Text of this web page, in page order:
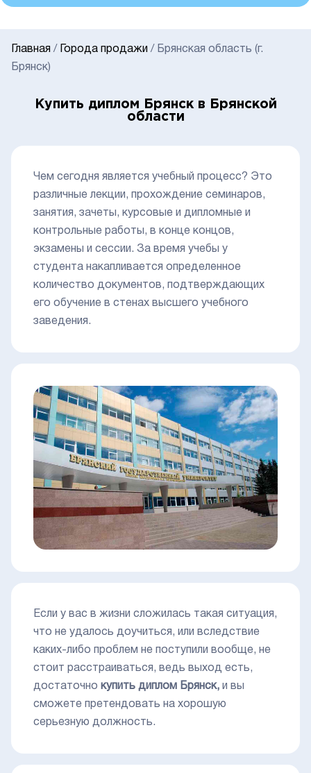
Главная / Города продажи / Брянская область (г.
Брянск)
Купить диплом Брянск в Брянской
области
Чем сегодня является учебный процесс? Это
различные лекции, прохождение семинаров,
занятия, зачеты, курсовые и дипломные и
контрольные работы, в конце концов,
экзамены и сессии. За время учебы у
студента накапливается определенное
количество документов, подтверждающих
его обучение в стенах высшего учебного
заведения.
Если у вас в жизни сложилась такая ситуация,
что не удалось доучиться, или вследствие
каких-либо проблем не поступили вообще, не
стоит расстраиваться, ведь выход есть,
достаточно купить диплом Брянск, и вы
сможете претендовать на хорошую
серьезную должность.